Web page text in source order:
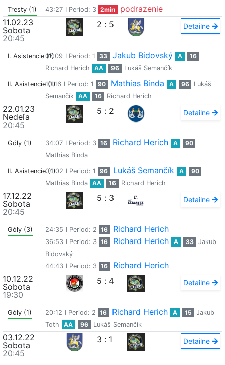
Tresty (1) 43:27 I Period: 3 2min
podrazenie
11.02.23
Sobota
20:45
2 : 5 Detailne
I. Asistencie (1)07:09 I Period: 1 33 Jakub Bidovský A
16
Richard Herich
AA 96 Lukáš Semančík
II. Asistencie (1)
10:16 I Period: 1 90 Mathias Binda A 96
Lukáš
Semančík
AA 16 Richard Herich
22.01.23
Nedeľa
20:45
5 : 2 Detailne
Góly (1) 34:07 I Period: 3 16 Richard Herich A
90
Mathias Binda
II. Asistencie (1)
04:02 I Period: 1 96 Lukáš Semančík A
90
Mathias Binda
AA 16 Richard Herich
17.12.22
Sobota
20:45
5 : 3 Detailne
Góly (3) 24:35 I Period: 2 16 Richard Herich
36:53 I Period: 3 16 Richard Herich A 33
Jakub
Bidovský
44:43 I Period: 3 16
Richard Herich
10.12.22
Sobota
19:30
5 : 4 Detailne
Góly (1) 20:12 I Period: 2 16 Richard Herich A 15
Jakub
Toth
AA 96 Lukáš Semančík
03.12.22
Sobota
20:45
3 : 1 Detailne